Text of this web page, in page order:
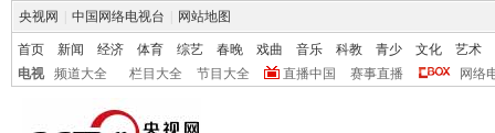
央视网 中国网络电视台 网站地图
首页 新闻 经济 体育 综艺 春晚 戏曲 音乐 科教 青少 文化
艺术
电视
频道大全 栏目大全 节目大全 直播中国 赛事直播 网络